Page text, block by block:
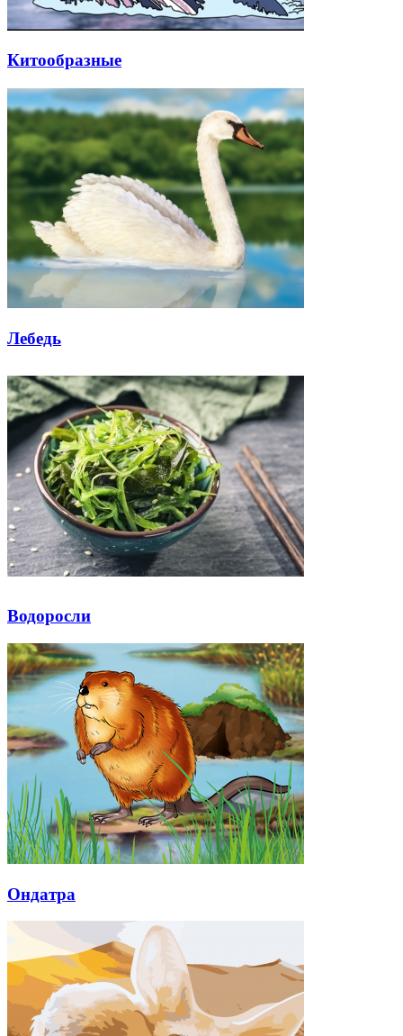
Китообразные
Лебедь
Водоросли
Ондатра